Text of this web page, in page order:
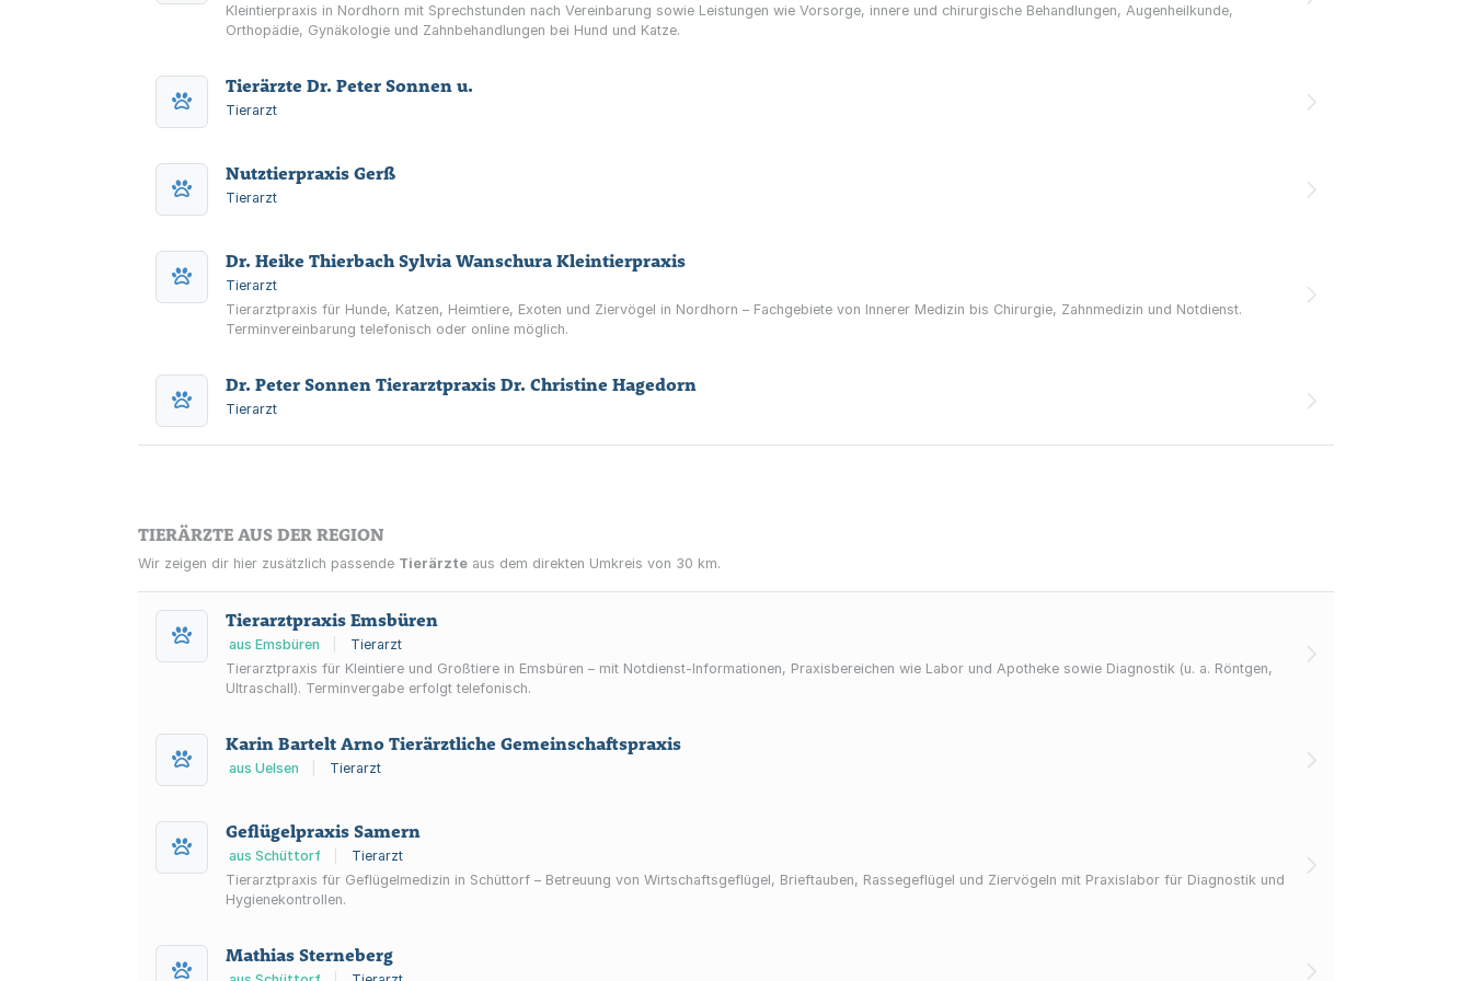
Kleintierpraxis in Nordhorn mit Sprechstunden nach Vereinbarung sowie Leistungen wie Vorsorge, innere und chirurgische Behandlungen, Augenheilkunde,
Orthopädie, Gynäkologie und Zahnbehandlungen bei Hund und Katze.
Tierärzte Dr. Peter Sonnen u.
Tierarzt
Nutztierpraxis Gerß
Tierarzt
Dr. Heike Thierbach Sylvia Wanschura Kleintierpraxis
Tierarzt
Tierarztpraxis für Hunde, Katzen, Heimtiere, Exoten und Ziervögel in Nordhorn – Fachgebiete von Innerer Medizin bis Chirurgie, Zahnmedizin und Notdienst.
Terminvereinbarung telefonisch oder online möglich.
Dr. Peter Sonnen Tierarztpraxis Dr. Christine Hagedorn
Tierarzt
TIERÄRZTE AUS DER REGION
Wir zeigen dir hier zusätzlich passende Tierärzte aus dem direkten Umkreis von 30 km.
Tierarztpraxis Emsbüren
aus Emsbüren
Tierarzt
Tierarztpraxis für Kleintiere und Großtiere in Emsbüren – mit Notdienst-Informationen, Praxisbereichen wie Labor und Apotheke sowie Diagnostik (u. a. Röntgen,
Ultraschall). Terminvergabe erfolgt telefonisch.
Karin Bartelt Arno Tierärztliche Gemeinschaftspraxis
aus Uelsen Tierarzt
Geflügelpraxis Samern
aus Schüttorf
Tierarzt
Tierarztpraxis für Geflügelmedizin in Schüttorf – Betreuung von Wirtschaftsgeflügel, Brieftauben, Rassegeflügel und Ziervögeln mit Praxislabor für Diagnostik und
Hygienekontrollen.
Mathias Sterneberg